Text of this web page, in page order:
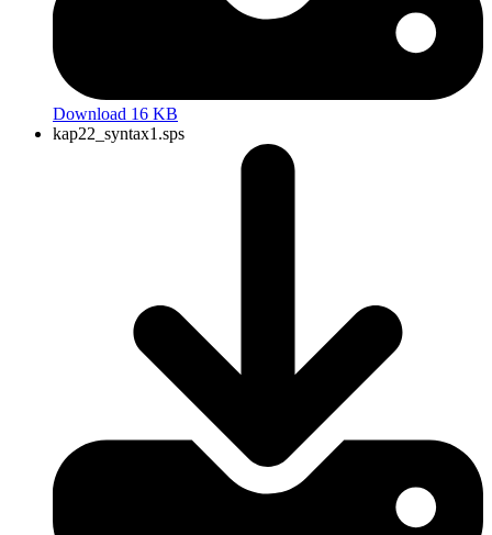
Download 16 KB
kap22_syntax1.sps